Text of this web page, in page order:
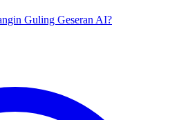
Guling Geseran AI?